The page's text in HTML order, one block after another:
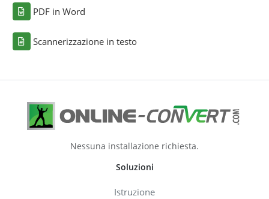
PDF in Word
Scannerizzazione in testo
Nessuna installazione richiesta.
Soluzioni
Istruzione